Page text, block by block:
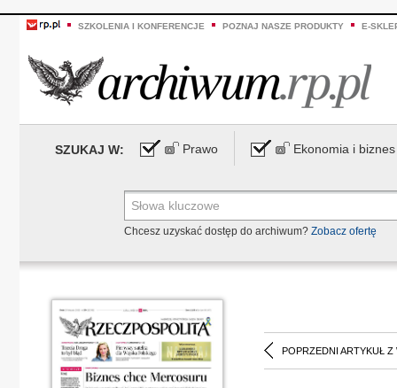
SZKOLENIA I KONFERENCJE POZNAJ NASZE PRODUKTY E-
SZUKAJ W: Prawo Ekonomia i biznes
Chcesz uzyskać dostęp do archiwum? Zobacz ofertę
POPRZEDNI ARTYKUŁ Z